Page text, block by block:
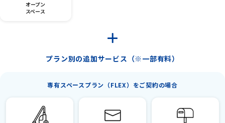
オープン
スペース
プラン別の追加サービス（※一部有料）
専有スペースプラン（FLEX）をご契約の場合